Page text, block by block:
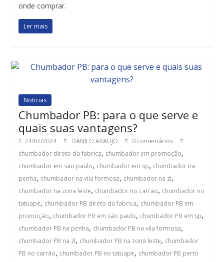
onde comprar.
Ler mais
Noticias
Chumbador PB: para o que serve e
quais suas vantagens?
24/07/2024 DANILO ARAUJO
0 comentários
chumbador direto da fabrica, chumbador em promoção,
chumbador em são paulo, chumbador em sp, chumbador na
penha, chumbador na vila formosa, chumbador na zl,
chumbador na zona leste, chumbador no carrão, chumbador no
tatuapé, chumbador PB direto da fabrica, chumbador PB em
promoção, chumbador PB em são paulo, chumbador PB em sp,
chumbador PB na penha, chumbador PB na vila formosa,
chumbador PB na zl, chumbador PB na zona leste, chumbador
PB no carrão, chumbador PB no tatuapé, chumbador PB perto